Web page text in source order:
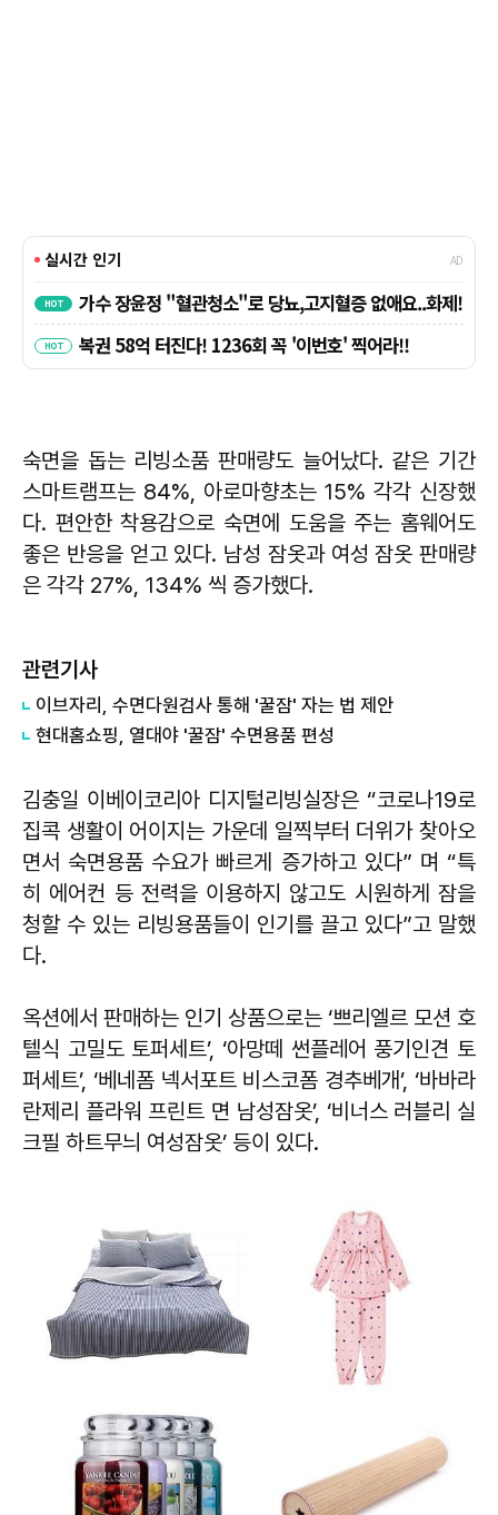
숙면을 돕는 리빙소품 판매량도 늘어났다. 같은 기간
스마트램프는 84%, 아로마향초는 15% 각각 신장했
다. 편안한 착용감으로 숙면에 도움을 주는 홈웨어도
좋은 반응을 얻고 있다. 남성 잠옷과 여성 잠옷 판매량
은 각각 27%, 134% 씩 증가했다.
관련기사
이브자리, 수면다원검사 통해 '꿀잠' 자는 법 제안
현대홈쇼핑, 열대야 '꿀잠' 수면용품 편성
김충일 이베이코리아 디지털리빙실장은 “코로나19로
집콕 생활이 어이지는 가운데 일찍부터 더위가 찾아오
면서 숙면용품 수요가 빠르게 증가하고 있다” 며 “특
히 에어컨 등 전력을 이용하지 않고도 시원하게 잠을
청할 수 있는 리빙용품들이 인기를 끌고 있다”고 말했
다.
옥션에서 판매하는 인기 상품으로는 ‘쁘리엘르 모션 호
텔식 고밀도 토퍼세트’, ‘아망떼 썬플레어 풍기인견 토
퍼세트’, ‘베네폼 넥서포트 비스코폼 경추베개’, ‘바바라
란제리 플라워 프린트 면 남성잠옷’, ‘비너스 러블리 실
크필 하트무늬 여성잠옷’ 등이 있다.